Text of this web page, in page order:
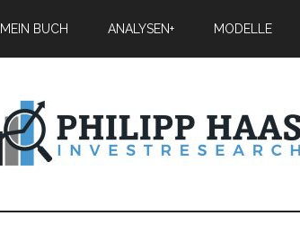
MEIN BUCH ANALYSEN+ MODELLE